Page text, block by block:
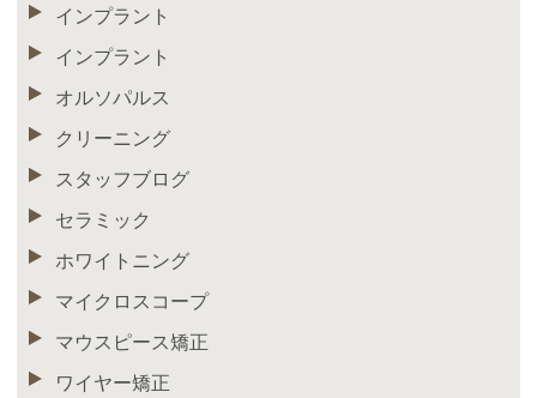
インプラント
インプラント
オルソパルス
クリーニング
スタッフブログ
セラミック
ホワイトニング
マイクロスコープ
マウスピース矯正
ワイヤー矯正